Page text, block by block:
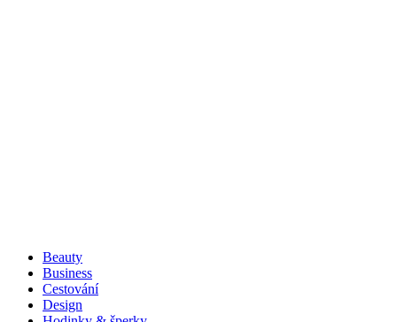
Beauty
Business
Cestování
Design